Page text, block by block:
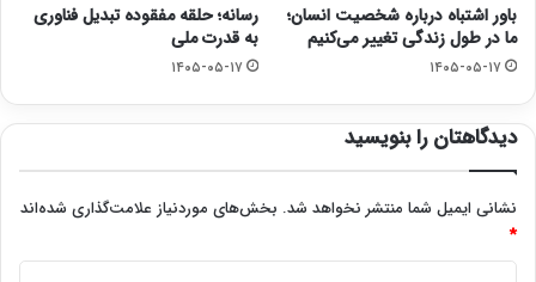
باور اشتباه درباره شخصیت انسان؛
ما در طول زندگی تغییر می‌کنیم
۱۴۰۵-۰۵-۱۷
رسانه؛ حلقه مفقوده تبدیل فناوری
به قدرت ملی
۱۴۰۵-۰۵-۱۷
دیدگاهتان را بنویسید
نشانی ایمیل شما منتشر نخواهد شد. بخش‌های موردنیاز علامت‌گذاری شده‌اند
*